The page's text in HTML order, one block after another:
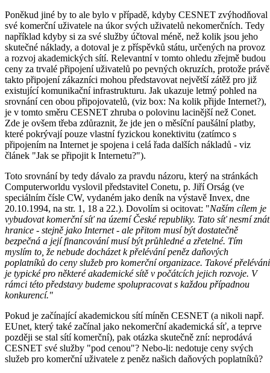
Poněkud jiné by to ale bylo v případě, kdyby CESNET zvýhodňoval
své komerční uživatele na úkor svých uživatelů nekomerčních. Tedy
například kdyby si za své služby účtoval méně, než kolik jsou jeho
skutečné náklady, a dotoval je z příspěvků státu, určených na provoz
a rozvoj akademických sítí. Relevantní v tomto ohledu zřejmě budou
ceny za trvalé připojení uživatelů po pevných okruzích, protože právě
takto připojení zákazníci mohou představovat největší zátěž pro již
existující komunikační infrastrukturu. Jak ukazuje letmý pohled na
srovnání cen obou připojovatelů, (viz box: Na kolik přijde Internet?),
je v tomto směru CESNET zhruba o polovinu lacinější než Conet.
Zde je ovšem třeba zdůraznit, že jde jen o měsíční paušální platby,
které pokrývají pouze vlastní fyzickou konektivitu (zatímco s
připojením na Internet je spojena i celá řada dalších nákladů - viz
článek "Jak se připojit k Internetu?").
Toto srovnání by tedy dávalo za pravdu názoru, který na stránkách
Computerworldu vyslovil představitel Conetu, p. Jiří Orság (ve
speciálním čísle CW, vydaném jako deník na výstavě Invex, dne
20.10.1994, na str. 1, 18 a 22.). Dovolím si ocitovat: "Naším cílem je
vybudovat komerční síť na území České republiky. Tato síť nesmí znát
hranice - stejně jako Internet - ale přitom musí být dostatečně
bezpečná a její financování musí být průhledné a zřetelné. Tím
myslím to, že nebude docházet k přelévání peněz daňových
poplatníků do ceny služeb pro komerční organizace. Takové přelévání
je typické pro některé akademické sítě v počátcích jejich rozvoje. V
rámci této představy budeme spolupracovat s každou případnou
konkurencí."
Pokud je začínající akademickou sítí míněn CESNET (a nikoli např.
EUnet, který také začínal jako nekomerční akademická síť, a teprve
později se stal sítí komerční), pak otázka skutečně zní: neprodává
CESNET své služby "pod cenou"? Nebo-li: nedotuje ceny svých
služeb pro komerční uživatele z peněz našich daňových poplatníků?